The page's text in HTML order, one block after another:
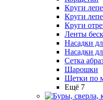
Круги
Круги
Круги
Ленты
Насадки
Насадки
Сетка
Шарошки
Щетки по
Ещё 7